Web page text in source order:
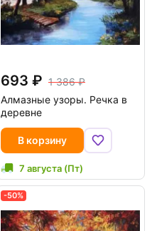
693
1 386
Алмазные узоры. Речка в
деревне
В корзину
7 августа (Пт)
-50%